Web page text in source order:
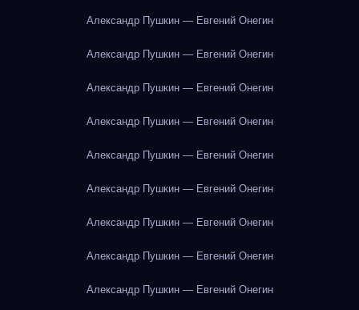
Александр Пушкин — Евгений Онегин
Александр Пушкин — Евгений Онегин
Александр Пушкин — Евгений Онегин
Александр Пушкин — Евгений Онегин
Александр Пушкин — Евгений Онегин
Александр Пушкин — Евгений Онегин
Александр Пушкин — Евгений Онегин
Александр Пушкин — Евгений Онегин
Александр Пушкин — Евгений Онегин